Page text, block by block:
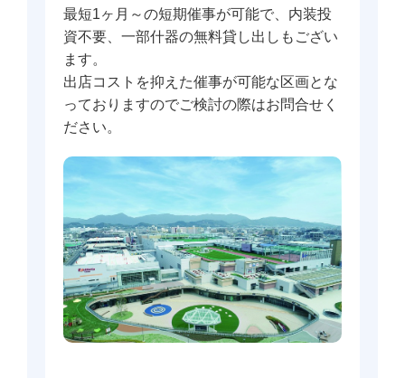
最短1ヶ月～の短期催事が可能で、内装投
資不要、一部什器の無料貸し出しもござい
ます。
出店コストを抑えた催事が可能な区画とな
っておりますのでご検討の際はお問合せく
ださい。